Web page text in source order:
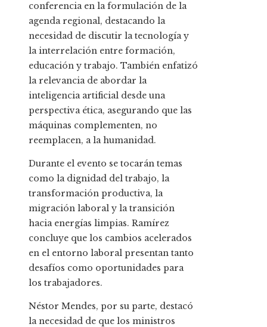
conferencia en la formulación de la
agenda regional, destacando la
necesidad de discutir la tecnología y
la interrelación entre formación,
educación y trabajo. También enfatizó
la relevancia de abordar la
inteligencia artificial desde una
perspectiva ética, asegurando que las
máquinas complementen, no
reemplacen, a la humanidad.
Durante el evento se tocarán temas
como la dignidad del trabajo, la
transformación productiva, la
migración laboral y la transición
hacia energías limpias. Ramírez
concluye que los cambios acelerados
en el entorno laboral presentan tanto
desafíos como oportunidades para
los trabajadores.
Néstor Mendes, por su parte, destacó
la necesidad de que los ministros